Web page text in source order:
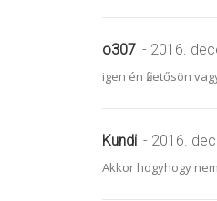
o307 - 2016.
igen én fizetősön
Kundi - 2016.
Akkor hogyhogy